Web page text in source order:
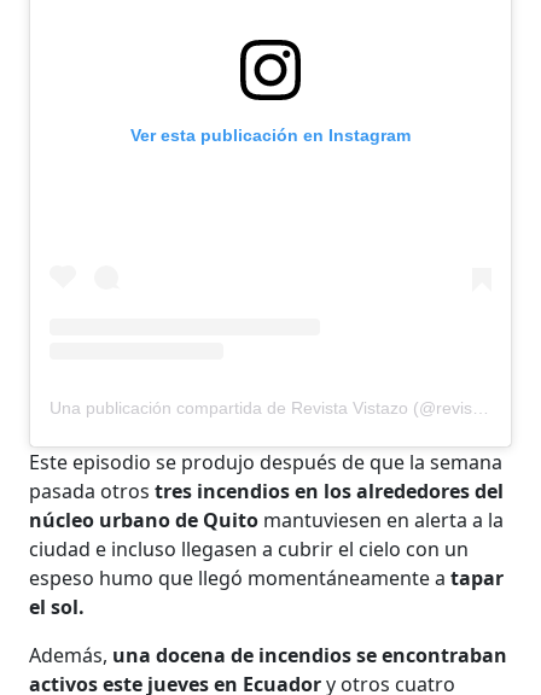
Ver esta publicación en Instagram
Una publicación compartida de Revista Vistazo (@revistavistazo.ec)
Este episodio se produjo después de que la semana
pasada otrostres incendios en los alrededores del
núcleo urbano de Quito mantuviesen en alerta a la
ciudad e incluso llegasen a cubrir el cielo con un
espeso humo que llegó momentáneamente a tapar
el sol.
Además, una docena de incendios se encontraban
activos este jueves en Ecuadory otros cuatro